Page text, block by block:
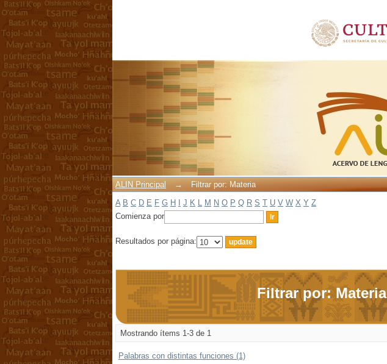
ALIN Principal →
Filtrar por: Materia
A B C D E F G H J K L M N O P Q R S T U V W X Y Z
Comienza por
Resultados por página:
Filtrar por: Materia
Mostrando ítems 1-3 de 1
Palabras con distintas funciones (1)